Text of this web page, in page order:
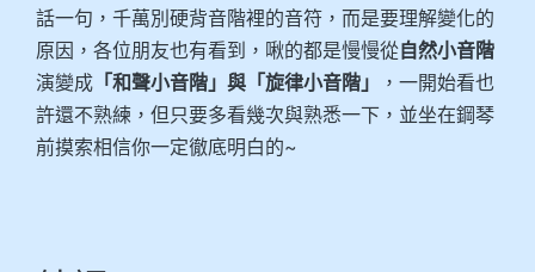
話一句，千萬別硬背音階裡的音符，而是要理解變化的
原因，各位朋友也有看到，啾的都是慢慢從自然小音階
演變成 「和聲小音階」與「旋律小音階」
，一開始看也
許還不熟練，但只要多看幾次與熟悉一下，並坐在鋼琴
前摸索相信你一定徹底明白的~